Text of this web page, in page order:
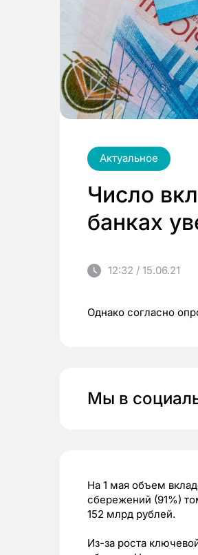
Актуальное
Число
банках
12:32 / 15.06.21
Однако согласно
Мы в
На 1 мая объем
сбережений (91%)
152 млрд рублей.
Из-за роста